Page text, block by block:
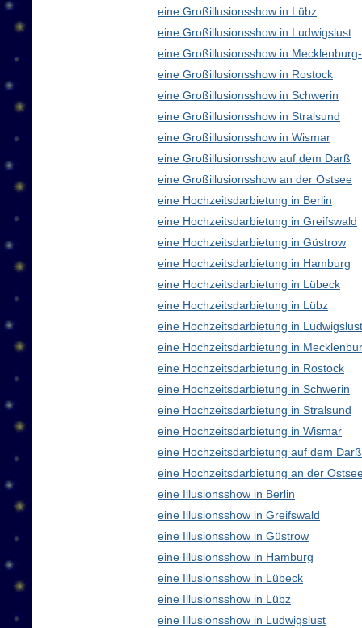
eine Großillusionsshow in Lübz
eine Großillusionsshow in Ludwigslust
eine Großillusionsshow in
eine Großillusionsshow in Rostock
eine Großillusionsshow in Schwerin
eine Großillusionsshow in Stralsund
eine Großillusionsshow in Wismar
eine Großillusionsshow auf dem Darß
eine Großillusionsshow an der Ostsee
eine Hochzeitsdarbietung in Berlin
eine Hochzeitsdarbietung in Greifswald
eine Hochzeitsdarbietung in Güstrow
eine Hochzeitsdarbietung in Hamburg
eine Hochzeitsdarbietung in Lübeck
eine Hochzeitsdarbietung in Lübz
eine Hochzeitsdarbietung in Ludwigslust
eine Hochzeitsdarbietung in
eine Hochzeitsdarbietung in Rostock
eine Hochzeitsdarbietung in Schwerin
eine Hochzeitsdarbietung in Stralsund
eine Hochzeitsdarbietung in Wismar
eine Hochzeitsdarbietung auf dem Darß
eine Hochzeitsdarbietung an der
eine Illusionsshow in Berlin
eine Illusionsshow in Greifswald
eine Illusionsshow in Güstrow
eine Illusionsshow in Hamburg
eine Illusionsshow in Lübeck
eine Illusionsshow in Lübz
eine Illusionsshow in Ludwigslust